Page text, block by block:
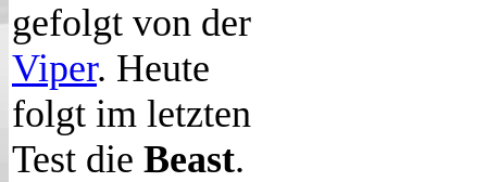
gefolgt von der
Viper. Heute
folgt im letzten
Test die Beast.